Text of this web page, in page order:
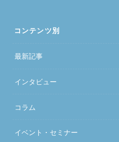
コンテンツ別
最新記事
インタビュー
コラム
イベント・セミナー